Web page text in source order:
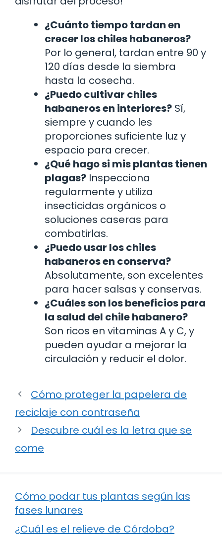
¿Cuánto tiempo tardan en
crecer los chiles habaneros?
Por lo general, tardan entre 90 y
120 días desde la siembra
hasta la cosecha.
¿Puedo cultivar chiles
habaneros en interiores? Sí,
siempre y cuando les
proporciones suficiente luz y
espacio para crecer.
¿Qué hago si mis plantas tienen
plagas? Inspecciona
regularmente y utiliza
insecticidas orgánicos o
soluciones caseras para
combatirlas.
¿Puedo usar los chiles
habaneros en conserva?
Absolutamente, son excelentes
para hacer salsas y conservas.
¿Cuáles son los beneficios para
la salud del chile habanero?
Son ricos en vitaminas A y C, y
pueden ayudar a mejorar la
circulación y reducir el dolor.
Cómo proteger la papelera de
reciclaje con contraseña
Descubre cuál es la letra que se
come
Cómo podar tus plantas según las
fases lunares
¿Cuál es el relieve de Córdoba?